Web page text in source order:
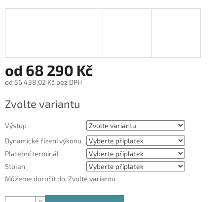
od 68 290 Kč
od 56 438,02 Kč bez DPH
cena:
Zvolte variantu
Výstup
Dynamické řízení výkonu
Platební terminál
Stojan
Můžeme doručit do:Zvolte variantu